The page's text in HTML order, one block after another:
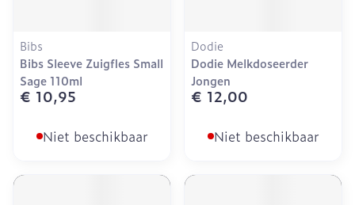
Bibs
Bibs Sleeve Zuigfles Small
Sage 110ml
€ 10,95
Niet beschikbaar
Dodie
Dodie Melkdoseerder
Jongen
€ 12,00
Niet beschikbaar